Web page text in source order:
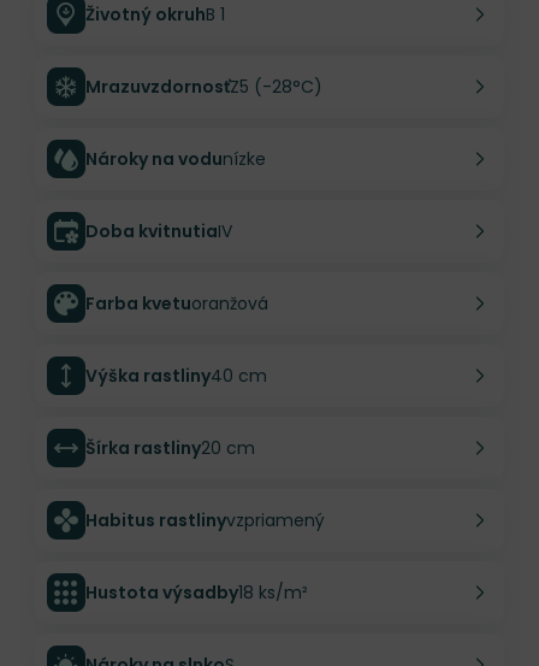
Životný okruhB 1
MrazuvzdornosťZ5 (-28°C)
Nároky na vodunízke
Doba kvitnutiaIV
Farba kvetuoranžová
Výška rastliny40 cm
Šírka rastliny20 cm
Habitus rastlinyvzpriamený
Hustota výsadby18 ks/m²